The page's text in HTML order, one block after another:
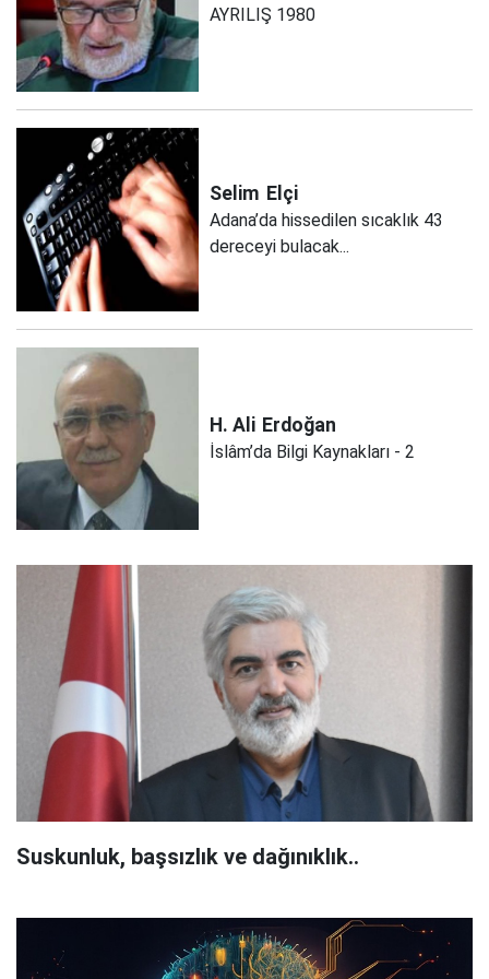
AYRILIŞ 1980
Selim Elçi
Adana’da hissedilen sıcaklık 43
dereceyi bulacak...
H. Ali Erdoğan
İslâm’da Bilgi Kaynakları - 2
Suskunluk, başsızlık ve dağınıklık..